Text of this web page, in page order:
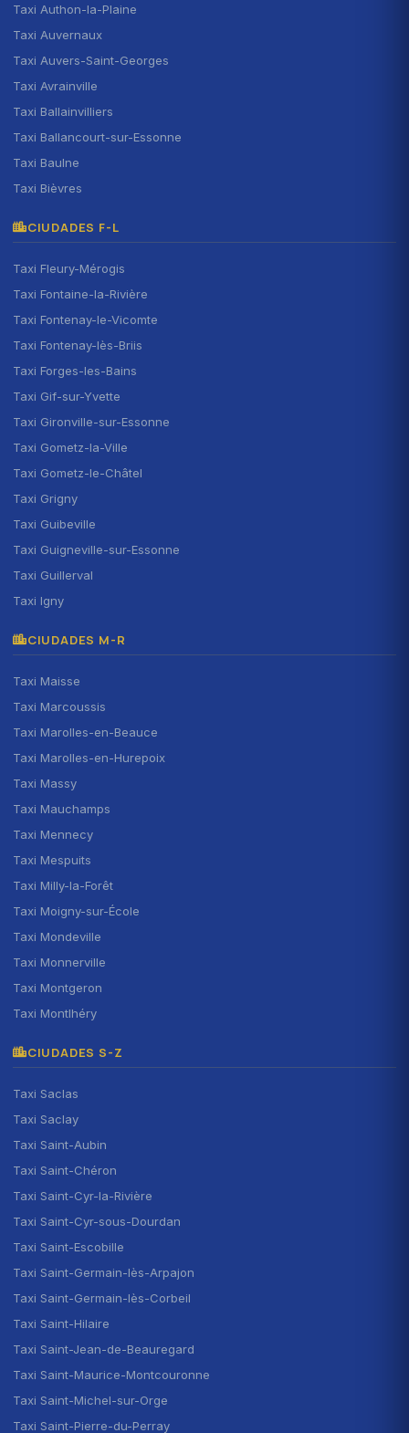
Taxi Authon-la-Plaine
Taxi Auvernaux
Taxi Auvers-Saint-Georges
Taxi Avrainville
Taxi Ballainvilliers
Taxi Ballancourt-sur-Essonne
Taxi Baulne
Taxi Bièvres
CIUDADES F-L
Taxi Fleury-Mérogis
Taxi Fontaine-la-Rivière
Taxi Fontenay-le-Vicomte
Taxi Fontenay-lès-Briis
Taxi Forges-les-Bains
Taxi Gif-sur-Yvette
Taxi Gironville-sur-Essonne
Taxi Gometz-la-Ville
Taxi Gometz-le-Châtel
Taxi Grigny
Taxi Guibeville
Taxi Guigneville-sur-Essonne
Taxi Guillerval
Taxi Igny
CIUDADES M-R
Taxi Maisse
Taxi Marcoussis
Taxi Marolles-en-Beauce
Taxi Marolles-en-Hurepoix
Taxi Massy
Taxi Mauchamps
Taxi Mennecy
Taxi Mespuits
Taxi Milly-la-Forêt
Taxi Moigny-sur-École
Taxi Mondeville
Taxi Monnerville
Taxi Montgeron
Taxi Montlhéry
CIUDADES S-Z
Taxi Saclas
Taxi Saclay
Taxi Saint-Aubin
Taxi Saint-Chéron
Taxi Saint-Cyr-la-Rivière
Taxi Saint-Cyr-sous-Dourdan
Taxi Saint-Escobille
Taxi Saint-Germain-lès-Arpajon
Taxi Saint-Germain-lès-Corbeil
Taxi Saint-Hilaire
Taxi Saint-Jean-de-Beauregard
Taxi Saint-Maurice-Montcouronne
Taxi Saint-Michel-sur-Orge
Taxi Saint-Pierre-du-Perray